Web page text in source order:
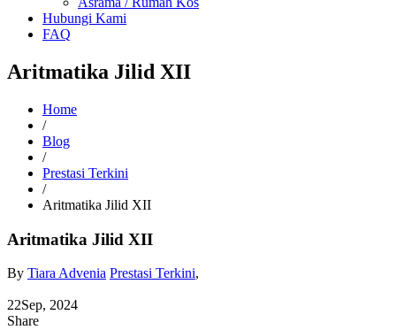
Hubungi Kami
FAQ
Aritmatika Jilid XII
Home
/
Blog
/
Prestasi Terkini
/
Aritmatika Jilid XII
Aritmatika Jilid XII
By Tiara Advenia Prestasi Terkini,
22Sep, 2024
Share